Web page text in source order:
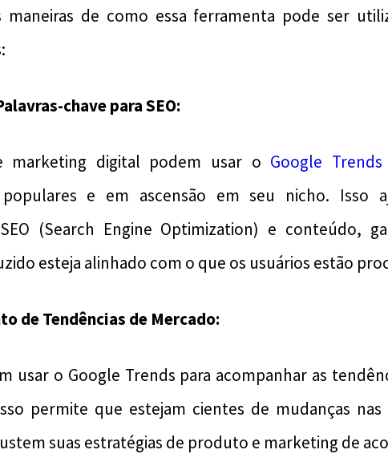
maneiras de como essa ferramenta pode ser
chave para SEO:
marketing digital podem usar o Google Trends
populares e em ascensão em seu nicho. Isso
(Search Engine Optimization) e conteúdo,
esteja alinhado com o que os usuários estão
de Tendências de Mercado:
usar o Google Trends para acompanhar as
permite que estejam cientes de mudanças
suas estratégias de produto e marketing de